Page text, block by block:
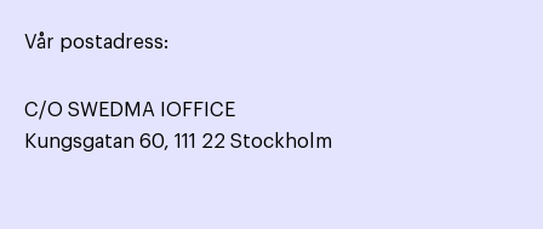
Vår postadress:
C/O SWEDMA IOFFICE
Kungsgatan 60, 111 22 Stockholm